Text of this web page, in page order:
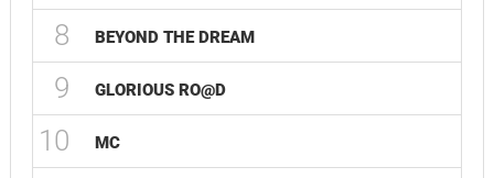
8 BEYOND THE DREAM
9 GLORIOUS RO@D
10 MC